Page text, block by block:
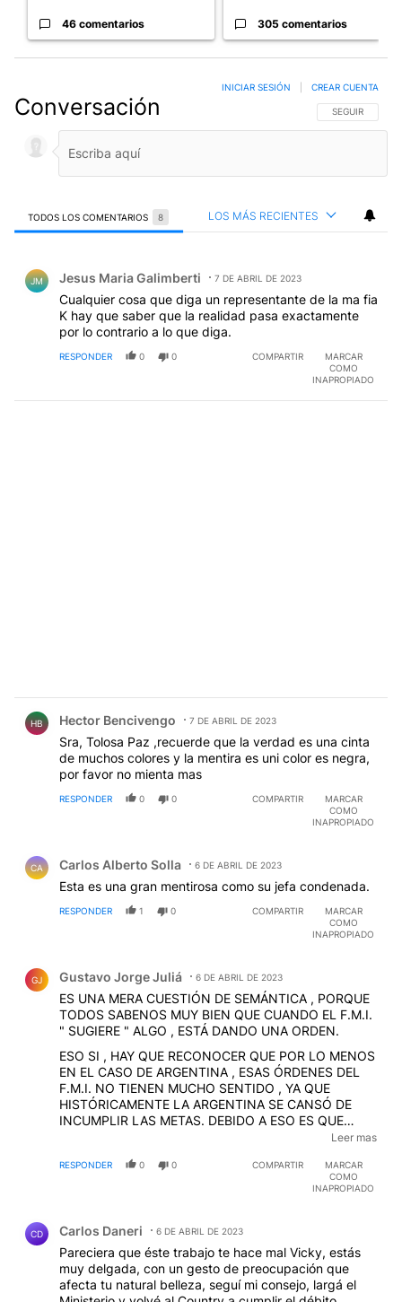
46 comentarios 305 comentarios
Conversación SIGA ESTA
SEGUIR
INICIAR SESIÓN CREAR CUENTA
TODOS LOS COMENTARIOS 8 LOS MÁS RECIENTES
JM Jesus Maria Galimberti 7 DE ABRIL DE 2023
Cualquier cosa que diga un representante de la ma fia
K hay que saber que la realidad pasa exactamente
por lo contrario a lo que diga.
RESPONDER 0 0 COMPARTIR
MARCAR
COMO
INAPROPIADO
HB Hector Bencivengo 7 DE ABRIL DE 2023
Sra, Tolosa Paz ,recuerde que la verdad es una cinta
de muchos colores y la mentira es uni color es negra,
por favor no mienta mas
RESPONDER 0 0 COMPARTIR
MARCAR
COMO
INAPROPIADO
CA Carlos Alberto Solla 6 DE ABRIL DE 2023
Esta es una gran mentirosa como su jefa condenada.
RESPONDER 1 0 COMPARTIR
MARCAR
COMO
INAPROPIADO
GJ Gustavo Jorge Juliá 6 DE ABRIL DE 2023
ES UNA MERA CUESTIÓN DE SEMÁNTICA , PORQUE
TODOS SABENOS MUY BIEN QUE CUANDO EL F.M.I.
" SUGIERE " ALGO , ESTÁ DANDO UNA ORDEN.
ESO SI , HAY QUE RECONOCER QUE POR LO MENOS
EN EL CASO DE ARGENTINA , ESAS ÓRDENES DEL
F.M.I. NO TIENEN MUCHO SENTIDO , YA QUE
HISTÓRICAMENTE LA ARGENTINA SE CANSÓ DE
INCUMPLIR LAS METAS. DEBIDO A ESO ES QUE
PERMANENTEMENTE VOLVEMOS A RECURRIR AL
UNA MODIFICACIÓN DE LOS PLAZOS O DE ALGUNA
CLÁUSULA DE UN PRÉSTAMO YA OTORGADO.
Leer mas
RESPONDER 0 0 COMPARTIR
MARCAR
COMO
INAPROPIADO
CD Carlos Daneri 6 DE ABRIL DE 2023
Pareciera que éste trabajo te hace mal Vicky, estás
muy delgada, con un gesto de preocupación que
afecta tu natural belleza, seguí mi consejo, largá el